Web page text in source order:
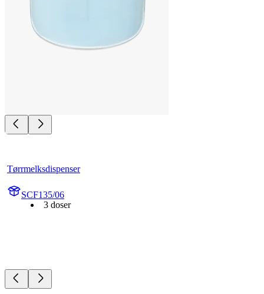
Tørrmelksdispenser
SCF135/06
3 doser